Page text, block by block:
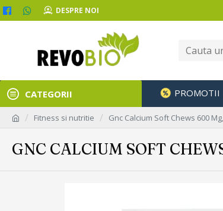
DESPRE NOI
CATEGORII PROMOTII
Fitness si nutritie Gnc Calcium Soft Chews 600
GNC CALCIUM SOFT